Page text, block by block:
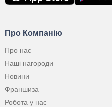
Про Компанію
Про нас
Наші нагороди
Новини
Франшиза
Робота у нас